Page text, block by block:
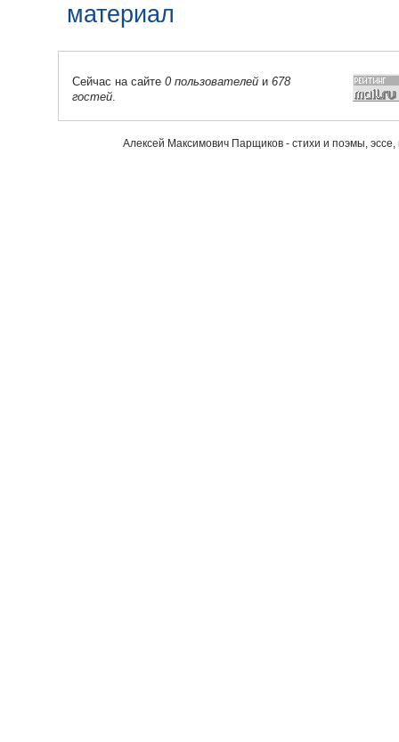
Сейчас на сайте 0 пользователей и 678
гостей
Алексей Максимович Парщиков - стихи и поэмы,